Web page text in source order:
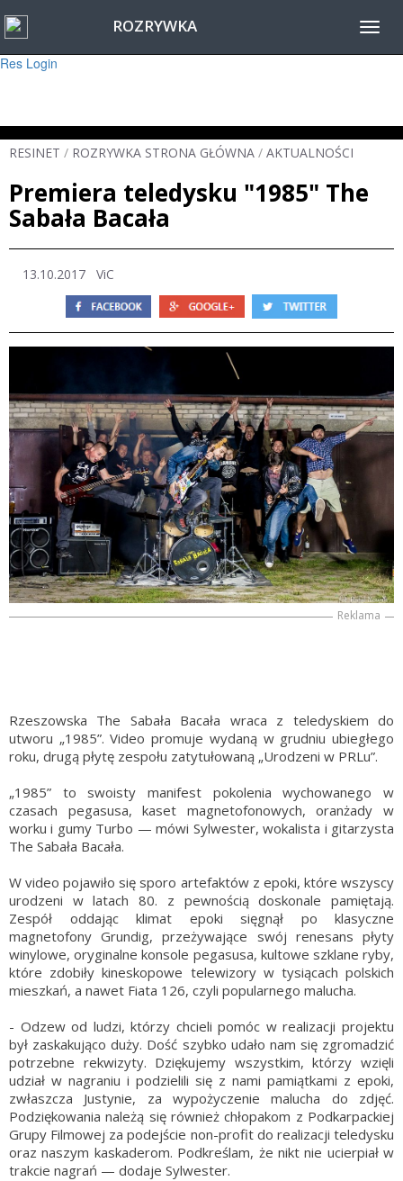
Warning
: session_start(): Failed to read session data: user (path: ) in
Res Login
ROZRYWKA
RESINET / ROZRYWKA STRONA GŁÓWNA / AKTUALNOŚCI
Premiera teledysku "1985" The
Sabała Bacała
13.10.2017 ViC
Reklama
Rzeszowska The Sabała Bacała wraca z teledyskiem do
utworu „1985”. Video promuje wydaną w grudniu ubiegłego
roku, drugą płytę zespołu zatytułowaną „Urodzeni w PRLu”.
„1985” to swoisty manifest pokolenia wychowanego w
czasach pegasusa, kaset magnetofonowych, oranżady w
worku i gumy Turbo — mówi Sylwester, wokalista i gitarzysta
The Sabała Bacała.
W video pojawiło się sporo artefaktów z epoki, które wszyscy
urodzeni w latach 80. z pewnością doskonale pamiętają.
Zespół oddając klimat epoki sięgnął po klasyczne
magnetofony Grundig, przeżywające swój renesans płyty
winylowe, oryginalne konsole pegasusa, kultowe szklane ryby,
które zdobiły kineskopowe telewizory w tysiącach polskich
mieszkań, a nawet Fiata 126, czyli popularnego malucha.
- Odzew od ludzi, którzy chcieli pomóc w realizacji projektu
był zaskakująco duży. Dość szybko udało nam się zgromadzić
potrzebne rekwizyty. Dziękujemy wszystkim, którzy wzięli
udział w nagraniu i podzielili się z nami pamiątkami z epoki,
zwłaszcza Justynie, za wypożyczenie malucha do zdjęć.
Podziękowania należą się również chłopakom z Podkarpackiej
Grupy Filmowej za podejście non-profit do realizacji teledysku
oraz naszym kaskaderom. Podkreślam, że nikt nie ucierpiał w
trakcie nagrań — dodaje Sylwester.